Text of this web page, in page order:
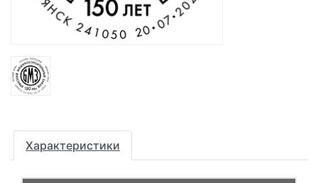
Характеристики